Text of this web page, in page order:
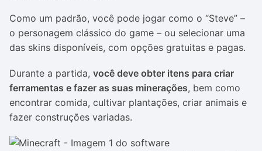
Como um padrão, você pode jogar como o “Steve” –
o personagem clássico do game – ou selecionar uma
das skins disponíveis, com opções gratuitas e pagas.
Durante a partida, você deve obter itens para criar
ferramentas e fazer as suas minerações, bem como
encontrar comida, cultivar plantações, criar animais e
fazer construções variadas.